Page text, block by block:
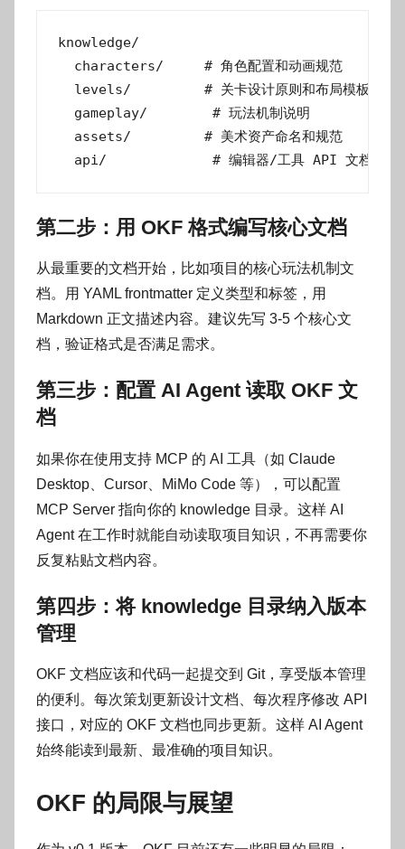
knowledge/
  characters/     # 角色配置和动画规范
  levels/         # 关卡设计原则和布局模板
  gameplay/        # 玩法机制说明
  assets/         # 美术资产命名和规范
  api/             # 编辑器/工具 API 文档
第二步：用 OKF 格式编写核心文档
从最重要的文档开始，比如项目的核心玩法机制文
档。用 YAML frontmatter 定义类型和标签，用
Markdown 正文描述内容。建议先写 3-5 个核心文
档，验证格式是否满足需求。
第三步：配置 AI Agent 读取 OKF 文
档
如果你在使用支持 MCP 的 AI 工具（如 Claude
Desktop、Cursor、MiMo Code 等），可以配置
MCP Server 指向你的 knowledge 目录。这样 AI
Agent 在工作时就能自动读取项目知识，不再需要你
反复粘贴文档内容。
第四步：将 knowledge 目录纳入版本
管理
OKF 文档应该和代码一起提交到 Git，享受版本管理
的便利。每次策划更新设计文档、每次程序修改 API
接口，对应的 OKF 文档也同步更新。这样 AI Agent
始终能读到最新、最准确的项目知识。
OKF 的局限与展望